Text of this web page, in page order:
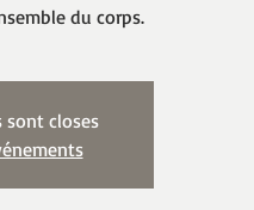
du corps.
sont closes